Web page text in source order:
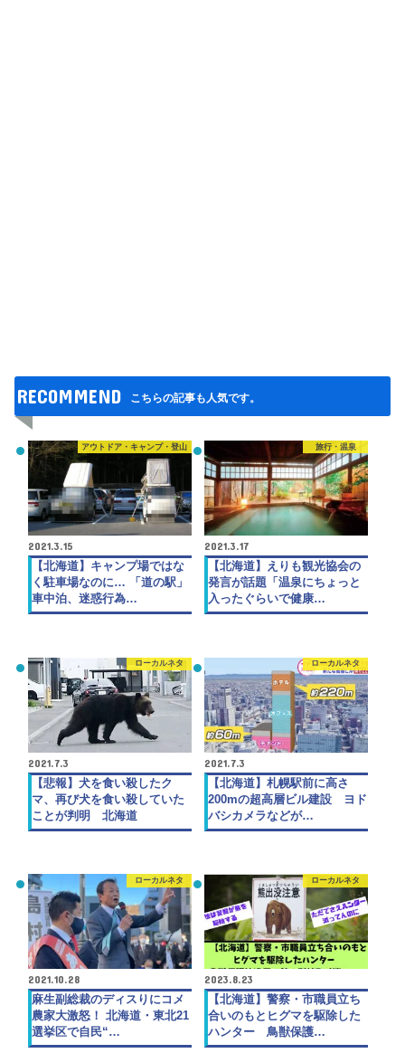
RECOMMEND こちらの記事も人気です。
アウトドア・キャンプ・登山
2021.3.15
【北海道】キャンプ場ではな
く駐車場なのに… 「道の駅」
車中泊、迷惑行為…
旅行・温泉
2021.3.17
【北海道】えりも観光協会の
発言が話題「温泉にちょっと
入ったぐらいで健康…
ローカルネタ
2021.7.3
【悲報】犬を食い殺したク
マ、再び犬を食い殺していた
ことが判明 北海道
ローカルネタ
2021.7.3
【北海道】札幌駅前に高さ
200mの超高層ビル建設 ヨド
バシカメラなどが…
ローカルネタ
2021.10.28
麻生副総裁のディスりにコメ
農家大激怒！ 北海道・東北21
選挙区で自民“…
ローカルネタ
2023.8.23
【北海道】警察・市職員立ち
合いのもとヒグマを駆除した
ハンター 鳥獣保護…